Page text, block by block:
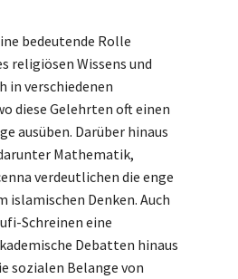
bedeutende Rolle
religiösen Wissens und
in verschiedenen
diese Gelehrten oft einen
ausüben. Darüber hinaus
Mathematik,
verdeutlichen die enge
islamischen Denken. Auch
Schreinen eine
Debatten hinaus
sozialen Belange von